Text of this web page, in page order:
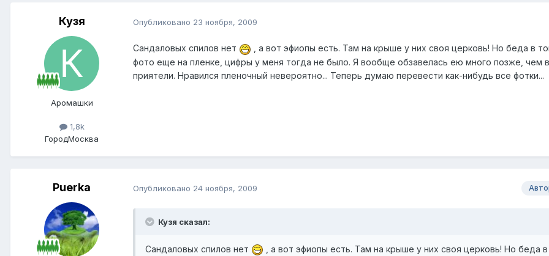
Кузя
Аромашки
1,8k
ГородМосква
Опубликовано 23 ноября, 2009
Сандаловых спилов нет
, а вот эфиопы есть. Там на крыше у них своя церковь! Но беда в
фото еще на пленке, цифры у меня тогда не было. Я вообще обзавелась ею много позже, чем
приятели. Нравился пленочный невероятно... Теперь думаю перевести как-нибудь все фотки...
Puerka Опубликовано 24 ноября, 2009
Кузя сказал:
Сандаловых спилов нет
, а вот эфиопы есть. Там на крыше у них своя церковь! Но беда